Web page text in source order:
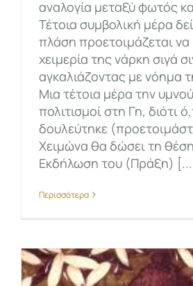
αναλογία μεταξύ φωτός
Τέτοια συμβολική μέρα
πλάση προετοιμάζεται να
χειμερία της νάρκη σιγά
αγκαλιάζοντας με νόημα
Μια τέτοια μέρα την
πολιτισμοί στη Γη, διότι
δουλεύτηκε
Χειμώνα θα δώσει τη
Εκδήλωση του (Πράξη)
Περισσότερα